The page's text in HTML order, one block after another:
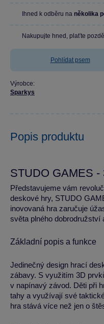
Ihned k odběru na několika
Nakupujte hned, plaťte
Pohlídat psem
Výrobce:
Sparkys
Popis produktu
STUDO GAMES
Představujeme vám
deskové hry, STUDO
inovovaná hra zaručuje
světa plného dobrodružství
Základní popis a funkce
Jedinečný design hrací
zábavy. S využitím 3D
v napínavý závod. Děti při
tahy a využívají své
hra stává více než jen o